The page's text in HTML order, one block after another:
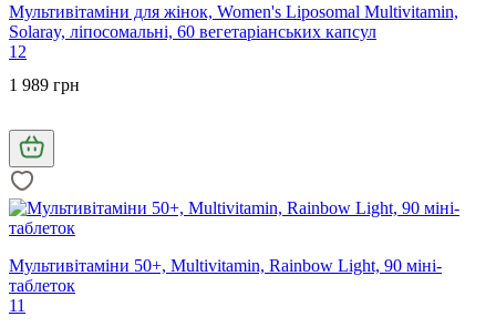
Мультивітаміни для жінок, Women's Liposomal Multivitamin,
Solaray, ліпосомальні, 60 вегетаріанських капсул
12
1 989 грн
Мультивітаміни 50+, Multivitamin, Rainbow Light, 90 міні-
таблеток
11